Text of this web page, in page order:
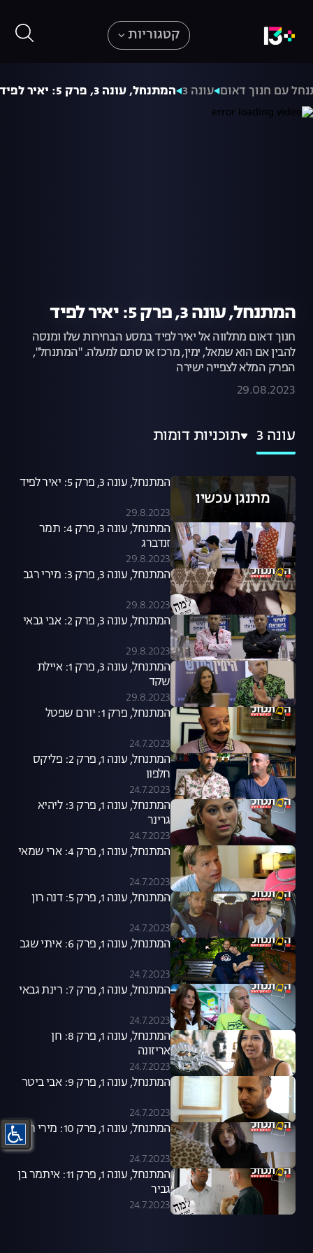
קטגוריות
עם חנוך דאום עונה 3 המתנחל, עונה 3, פרק 5: יאיר לפיד
המתנחל, עונה 3, פרק 5: יאיר לפיד
חנוך דאום מתלווה אל יאיר לפיד במסע הבחירות שלו ומנסה
להבין אם הוא שמאל, ימין, מרכז או סתם למעלה. "המתנחל",
הפרק המלא לצפייה ישירה
29.08.2023
עונה 3 תוכניות דומות
מתנגן עכשיו
המתנחל, עונה 3, פרק 5: יאיר לפיד
29.8.2023
המתנחל, עונה 3, פרק 4: תמר
זנדברג
29.8.2023
המתנחל, עונה 3, פרק 3: מירי רגב
29.8.2023
המתנחל, עונה 3, פרק 2: אבי גבאי
29.8.2023
המתנחל, עונה 3, פרק 1: איילת
שקד
29.8.2023
המתנחל, פרק 1: יורם שפטל
24.7.2023
המתנחל, עונה 1, פרק 2: פליקס
חלפון
24.7.2023
המתנחל, עונה 1, פרק 3: ליהיא
גרינר
24.7.2023
המתנחל, עונה 1, פרק 4: ארי שמאי
24.7.2023
המתנחל, עונה 1, פרק 5: דנה רון
24.7.2023
המתנחל, עונה 1, פרק 6: איתי שגב
24.7.2023
המתנחל, עונה 1, פרק 7: רינת גבאי
24.7.2023
המתנחל, עונה 1, פרק 8: חן
אריזונה
24.7.2023
המתנחל, עונה 1, פרק 9: אבי ביטר
24.7.2023
המתנחל, עונה 1, פרק 10: מירי רגב
24.7.2023
המתנחל, עונה 1, פרק 11: איתמר בן
גביר
24.7.2023